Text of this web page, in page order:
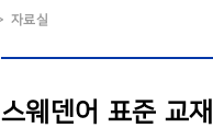
자료실
스웨덴어 표준 교